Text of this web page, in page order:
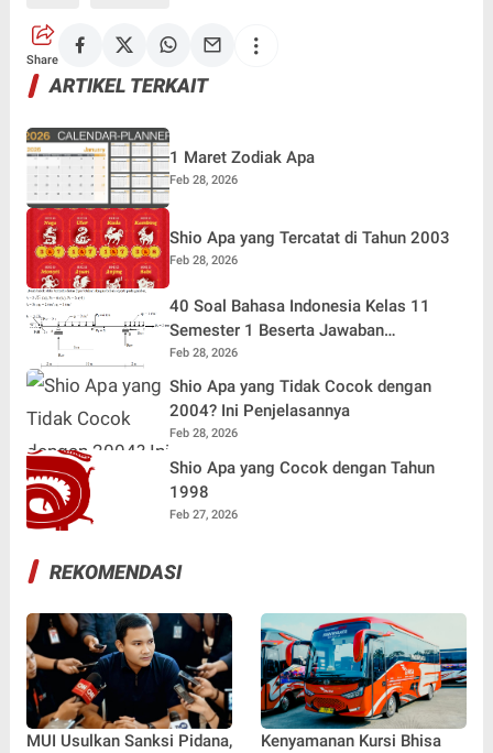
Share
ARTIKEL TERKAIT
1 Maret Zodiak Apa
Feb 28, 2026
Shio Apa yang Tercatat di Tahun 2003
Feb 28, 2026
40 Soal Bahasa Indonesia Kelas 11
Semester 1 Beserta Jawaban
Terlengkap
Feb 28, 2026
Shio Apa yang Tidak Cocok dengan
2004? Ini Penjelasannya
Feb 28, 2026
Shio Apa yang Cocok dengan Tahun
1998
Feb 27, 2026
REKOMENDASI
MUI Usulkan Sanksi Pidana,
Kenyamanan Kursi Bhisa